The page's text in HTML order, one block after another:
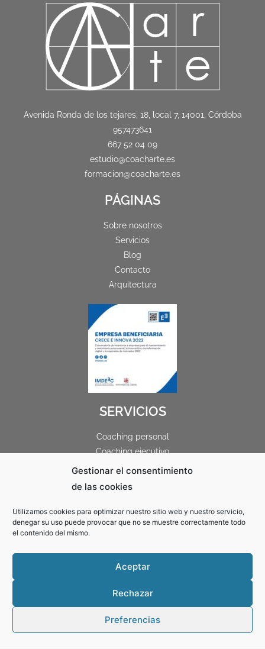
Gestionar el consentimiento
de las cookies
Utilizamos cookies para optimizar nuestro sitio web y nuestro servicio,
denegar su uso puede provocar que no se muestre correctamente todo
el contenido del mismo.
Aceptar
Rechazar
Preferencias
SERVICIOS
Coaching personal
Coaching ejecutivo
Coaching empresarial
«COACHARTE – FRANCISCO JOSÉ CANOVACA SEGURA ha recibido una ayuda de la Unión
Europea con cargo al Fondo NextGenerationEU, en el marco del Plan de Recuperación,
Transformación y Resiliencia, para “Actuacion 1.- Adquisición de vehículos de energías
Avenida Ronda de los tejares, 18, local 7, 14001, Córdoba
957473641
667 52 04 09
estudio@coacharte.es
formacion@coacharte.es
PÁGINAS
Sobre nosotros
Servicios
Blog
Contacto
Arquitectura